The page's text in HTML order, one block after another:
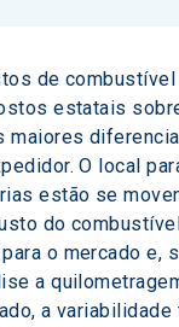
de
estatais
maiores
O local
estão se
do
o mercado e,
a
a variabilidade